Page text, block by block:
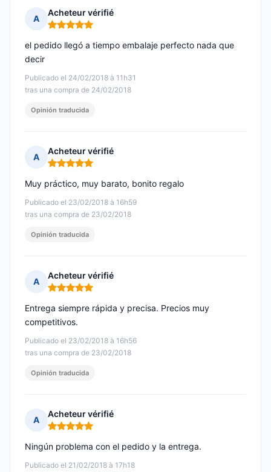
A
Acheteur vérifié
Nota: 5 de 5
Publicado el 24/02/2018 à 11h31
tras una compra de 24/02/2018
el pedido llegó a tiempo embalaje perfecto nada que
decir
Opinión traducida
A
Acheteur vérifié
Nota: 5 de 5
Publicado el 23/02/2018 à 16h59
tras una compra de 23/02/2018
Muy práctico, muy barato, bonito regalo
Opinión traducida
A
Acheteur vérifié
Nota: 5 de 5
Publicado el 23/02/2018 à 16h56
tras una compra de 23/02/2018
Entrega siempre rápida y precisa. Precios muy
competitivos.
Opinión traducida
A
Acheteur vérifié
Nota: 5 de 5
Publicado el 21/02/2018 à 17h18
Ningún problema con el pedido y la entrega.